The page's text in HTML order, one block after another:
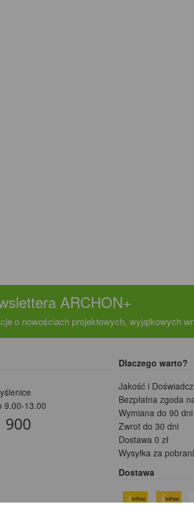
ARCHON+
o nowościach projektowych, wyjątkowych
9.00-13.00
900
Dlaczego warto?
Jakość i
Bezpłatna zgoda
Wymiana do 90 dni
Zwrot do 30 dni
Dostawa 0 zł
Wysyłka za
Dostawa